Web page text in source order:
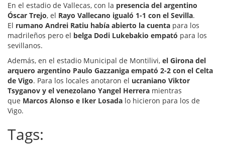
En el estadio de Vallecas, con la presencia del argentino
Óscar Trejo, el Rayo Vallecano igualó 1-1 con el Sevilla.
El rumano Andrei Ratiu había abierto la cuenta para los
madrileños pero el belga Dodi Lukebakio empató para los
sevillanos.
Además, en el estadio Municipal de Montilivi, el Girona del
arquero argentino Paulo Gazzaniga empató 2-2 con el Celta
de Vigo. Para los locales anotaron el ucraniano Viktor
Tsyganov y el venezolano Yangel Herrera mientras
que Marcos Alonso e Iker Losada lo hicieron para los de
Vigo.
Tags: